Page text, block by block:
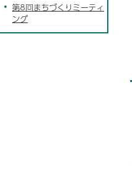
第8回まちづくりミーティ
ング